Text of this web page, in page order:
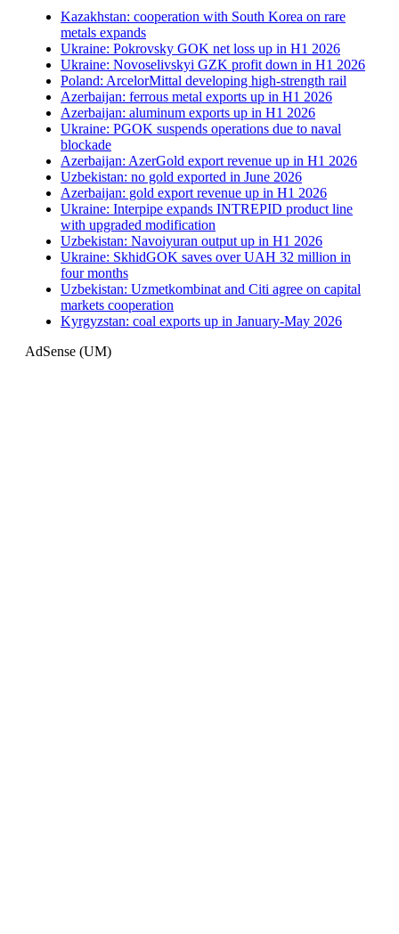
Kazakhstan: cooperation with South Korea on rare
metals expands
Ukraine: Pokrovsky GOK net loss up in H1 2026
Ukraine: Novoselivskyi GZK profit down in H1 2026
Poland: ArcelorMittal developing high-strength rail
Azerbaijan: ferrous metal exports up in H1 2026
Azerbaijan: aluminum exports up in H1 2026
Ukraine: PGOK suspends operations due to naval
blockade
Azerbaijan: AzerGold export revenue up in H1 2026
Uzbekistan: no gold exported in June 2026
Azerbaijan: gold export revenue up in H1 2026
Ukraine: Interpipe expands INTREPID product line
with upgraded modification
Uzbekistan: Navoiyuran output up in H1 2026
Ukraine: SkhidGOK saves over UAH 32 million in
four months
Uzbekistan: Uzmetkombinat and Citi agree on capital
markets cooperation
Kyrgyzstan: coal exports up in January-May 2026
AdSense (UM)